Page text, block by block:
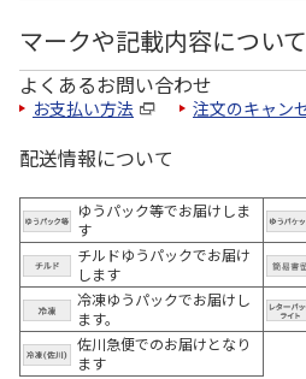
マークや記載内容について
よくあるお問い合わせ
お支払い方法 注文のキャン
配送情報について
ゆうパック等でお届けしま
す
チルドゆうパックでお届け
します
冷凍ゆうパックでお届けし
ます。
佐川急便でのお届けとなり
ます